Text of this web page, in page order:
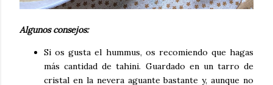
Algunos consejos:
Si os gusta el hummus, os recomiendo que hagas
más cantidad de tahini. Guardado en un tarro de
cristal en la nevera aguante bastante y, aunque no